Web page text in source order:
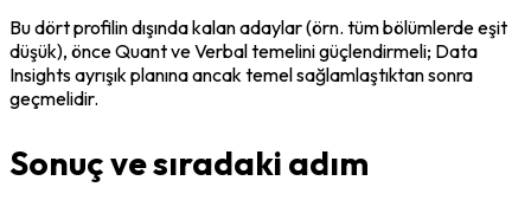
Bu dört profilin dışında kalan adaylar (örn. tüm bölümlerde eşit
düşük), önce Quant ve Verbal temelini güçlendirmeli; Data
Insights ayrışık planına ancak temel sağlamlaştıktan sonra
geçmelidir.
Sonuç ve sıradaki adım